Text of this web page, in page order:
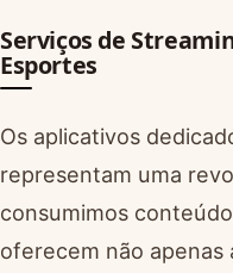
Serviços de
Esportes
Os aplicativos
representam uma
consumimos
oferecem não apenas